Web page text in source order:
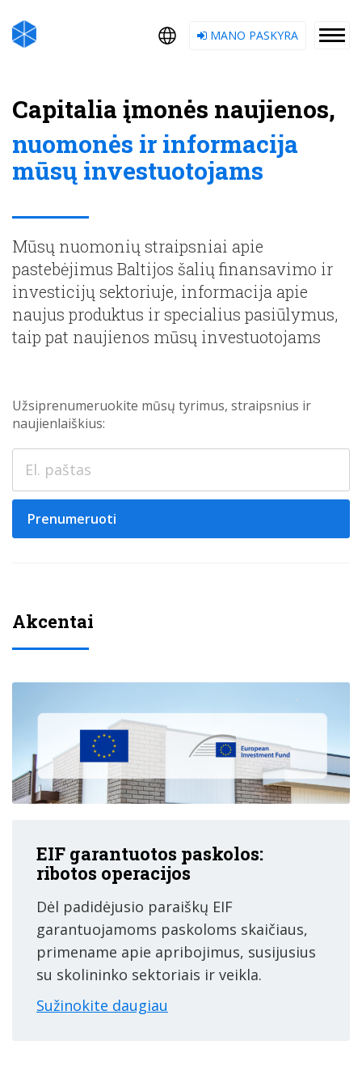
MANO PASKYRA
Capitalia įmonės naujienos,
nuomonės ir informacija
mūsų investuotojams
Mūsų nuomonių straipsniai apie
pastebėjimus Baltijos šalių finansavimo ir
investicijų sektoriuje, informacija apie
naujus produktus ir specialius pasiūlymus,
taip pat naujienos mūsų investuotojams
Užsiprenumeruokite mūsų tyrimus, straipsnius ir
naujienlaiškius:
Prenumeruoti
Akcentai
EIF garantuotos paskolos:
ribotos operacijos
Dėl padidėjusio paraiškų EIF
garantuojamoms paskoloms skaičiaus,
primename apie apribojimus, susijusius
su skolininko sektoriais ir veikla.
Sužinokite daugiau